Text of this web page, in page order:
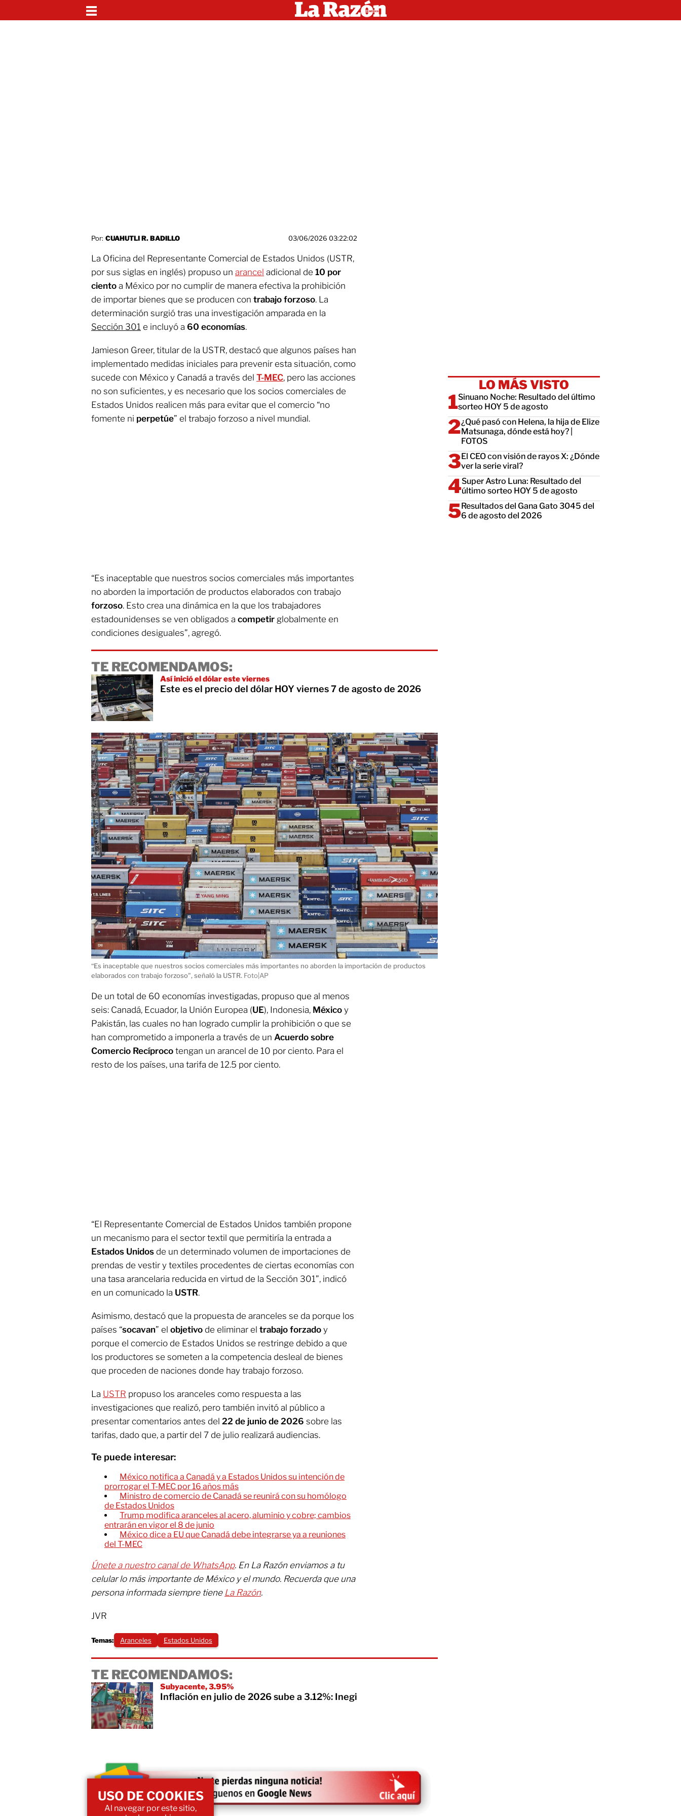
Por: CUAHUTLI R. BADILLO 03/06/2026 03:22:02
La Oficina del Representante Comercial de Estados Unidos (USTR,
por sus siglas en inglés) propuso un arancel adicional de 10 por
ciento a México por no cumplir de manera efectiva la prohibición
de importar bienes que se producen con trabajo forzoso. La
determinación surgió tras una investigación amparada en la
Sección 301 e incluyó a 60 economías.
Jamieson Greer, titular de la USTR, destacó que algunos países han
implementado medidas iniciales para prevenir esta situación, como
sucede con México y Canadá a través del T-MEC, pero las acciones
no son suficientes, y es necesario que los socios comerciales de
Estados Unidos realicen más para evitar que el comercio “no
fomente ni perpetúe” el trabajo forzoso a nivel mundial.
“Es inaceptable que nuestros socios comerciales más importantes
no aborden la importación de productos elaborados con trabajo
forzoso. Esto crea una dinámica en la que los trabajadores
estadounidenses se ven obligados a competir globalmente en
condiciones desiguales”, agregó.
TE RECOMENDAMOS:
Así inició el dólar este viernes
Este es el precio del dólar HOY viernes 7 de agosto de 2026
“Es inaceptable que nuestros socios comerciales más importantes no aborden la importación de productos
elaborados con trabajo forzoso", señaló la USTR. Foto|AP
De un total de 60 economías investigadas, propuso que al menos
seis: Canadá, Ecuador, la Unión Europea (UE), Indonesia, México y
Pakistán, las cuales no han logrado cumplir la prohibición o que se
han comprometido a imponerla a través de un Acuerdo sobre
Comercio Recíproco tengan un arancel de 10 por ciento. Para el
resto de los países, una tarifa de 12.5 por ciento.
“El Representante Comercial de Estados Unidos también propone
un mecanismo para el sector textil que permitiría la entrada a
Estados Unidos de un determinado volumen de importaciones de
prendas de vestir y textiles procedentes de ciertas economías con
una tasa arancelaria reducida en virtud de la Sección 301”, indicó
en un comunicado la USTR.
Asimismo, destacó que la propuesta de aranceles se da porque los
países “socavan” el objetivo de eliminar el trabajo forzado y
porque el comercio de Estados Unidos se restringe debido a que
los productores se someten a la competencia desleal de bienes
que proceden de naciones donde hay trabajo forzoso.
La USTR propuso los aranceles como respuesta a las
investigaciones que realizó, pero también invitó al público a
presentar comentarios antes del 22 de junio de 2026 sobre las
tarifas, dado que, a partir del 7 de julio realizará audiencias.
Te puede interesar:
México notifica a Canadá y a Estados Unidos su intención de
prorrogar el T-MEC por 16 años más
Ministro de comercio de Canadá se reunirá con su homólogo
de Estados Unidos
Trump modifica aranceles al acero, aluminio y cobre; cambios
entrarán en vigor el 8 de junio
México dice a EU que Canadá debe integrarse ya a reuniones
del T-MEC
Únete a nuestro canal de WhatsApp. En La Razón enviamos a tu
celular lo más importante de México y el mundo. Recuerda que una
persona informada siempre tiene La Razón.
JVR
Temas: Aranceles Estados Unidos
TE RECOMENDAMOS:
Subyacente, 3.95%
Inflación en julio de 2026 sube a 3.12%: Inegi
LO MÁS VISTO
Sinuano Noche: Resultado del último
sorteo HOY 5 de agosto
¿Qué pasó con Helena, la hija de Elize
Matsunaga, dónde está hoy? |
FOTOS
El CEO con visión de rayos X: ¿Dónde
ver la serie viral?
Super Astro Luna: Resultado del
último sorteo HOY 5 de agosto
Resultados del Gana Gato 3045 del
6 de agosto del 2026
USO DE COOKIES
Al navegar por este sitio,